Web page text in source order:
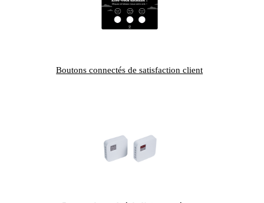
Boutons connectés de satisfaction client